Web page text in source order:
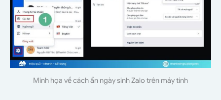
Minh họa về cách ẩn ngày sinh Zalo trên máy tính